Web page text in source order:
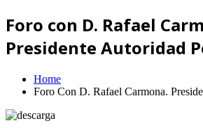
Foro con D. Rafael
Presidente Autoridad
Home
Foro Con D. Rafael Carmona.